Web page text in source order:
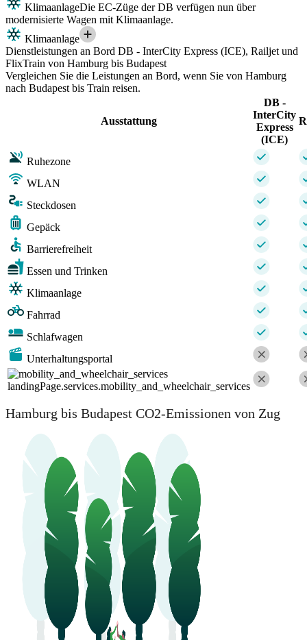
KlimaanlageDie EC-Züge der DB verfügen nun über
modernisierte Wagen mit Klimaanlage.
Klimaanlage
Dienstleistungen an Bord DB - InterCity Express (ICE), Railjet und
FlixTrain von Hamburg bis Budapest
Vergleichen Sie die Leistungen an Bord, wenn Sie von Hamburg
nach Budapest bis Train reisen.
Ausstattung
DB -
InterCity
Express
(ICE)
Ruhezone
WLAN
Steckdosen
Gepäck
Barrierefreiheit
Essen und Trinken
Klimaanlage
Fahrrad
Schlafwagen
Unterhaltungsportal
landingPage.services.mobility_and_wheelchair_services
Hamburg bis Budapest CO2-Emissionen von Zug